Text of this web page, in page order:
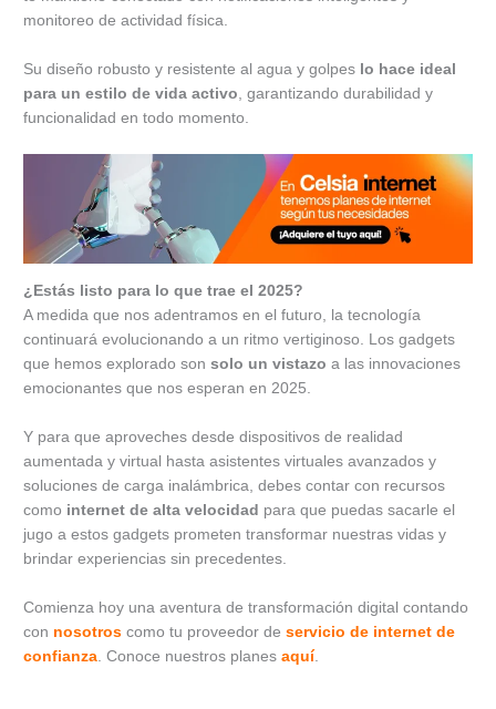
monitoreo de actividad física.
Su diseño robusto y resistente al agua y golpes lo hace ideal
para un estilo de vida activo , garantizando durabilidad y
funcionalidad en todo momento.
¿Estás listo para lo que trae el 2025?
A medida que nos adentramos en el futuro, la tecnología
continuará evolucionando a un ritmo vertiginoso. Los gadgets
que hemos explorado sonsolo un vistazo a las innovaciones
emocionantes que nos esperan en 2025.
Y para que aproveches desde dispositivos de realidad
aumentada y virtual hasta asistentes virtuales avanzados y
soluciones de carga inalámbrica, debes contar con recursos
como internet de alta velocidad para que puedas sacarle el
jugo a estos gadgets prometen transformar nuestras vidas y
brindar experiencias sin precedentes.
Comienza hoy una aventura de transformación digital contando
con nosotros como tu proveedor deservicio de internet de
confianza . Conoce nuestros planesaquí.